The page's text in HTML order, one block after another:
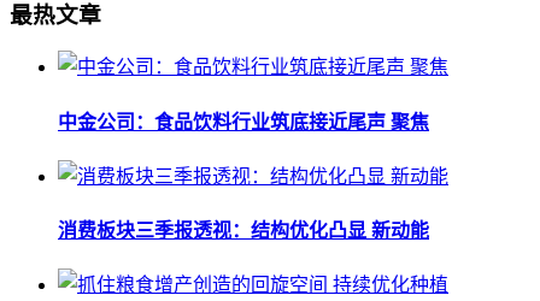
最热文章
中金公司：食品饮料行业筑底接近尾声 聚焦
消费板块三季报透视：结构优化凸显 新动能